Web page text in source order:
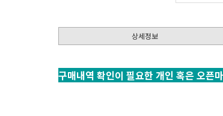
상세정보
구매내역확인이필요한개인혹은오픈